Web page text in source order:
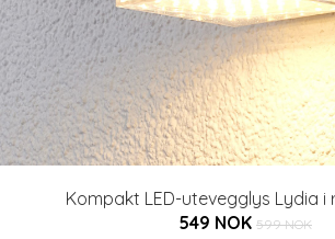
Kompakt LED-utevegglys Lydia
549 NOK 599 NOK